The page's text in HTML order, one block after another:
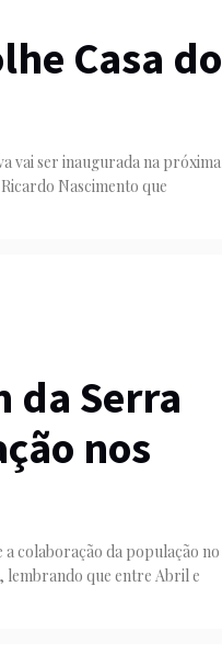
Casa do
vai ser inaugurada na próxima
Nascimento que
da Serra
nos
a colaboração da população no
lembrando que entre Abril e